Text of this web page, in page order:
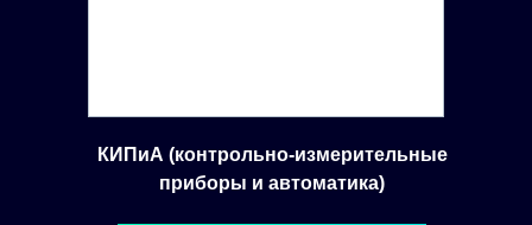
КИПиА (контрольно-измерительные
приборы и автоматика)